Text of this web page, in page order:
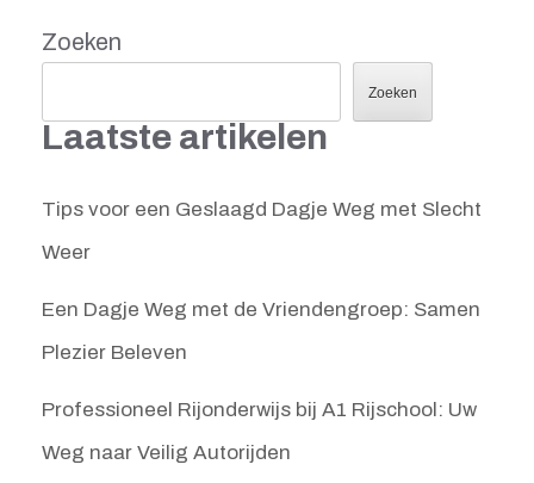
Zoeken
Zoeken
Laatste artikelen
Tips voor een Geslaagd Dagje Weg met Slecht
Weer
Een Dagje Weg met de Vriendengroep: Samen
Plezier Beleven
Professioneel Rijonderwijs bij A1 Rijschool: Uw
Weg naar Veilig Autorijden